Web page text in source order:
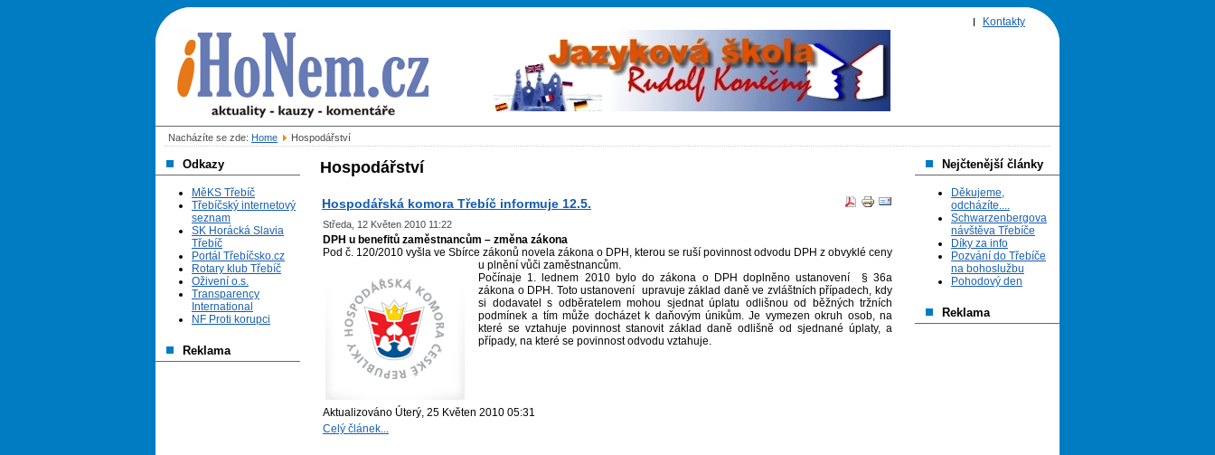
Kontakty
Nacházíte se zde: Home Hospodářství
Odkazy
MěKS Třebíč
Třebíčský internetový
seznam
SK Horácká Slavia
Třebíč
Portál Třebíčsko.cz
Rotary klub Třebíč
Oživení o.s.
Transparency
International
NF Proti korupci
Reklama
Nejčtenější články
Děkujeme,
odcházíte....
Schwarzenbergova
návštěva Třebíče
Díky za info
Pozvání do Třebíče
na bohoslužbu
Pohodový den
Reklama
Hospodářství
Hospodářská komora Třebíč informuje 12.5.
Středa, 12 Květen 2010 11:22
DPH u benefitů zaměstnancům – změna zákona
Pod č. 120/2010 vyšla ve Sbírce zákonů novela zákona o DPH, kterou se ruší povinnost odvodu DPH z obvyklé ceny
u plnění vůči zaměstnancům.
Počínaje 1. lednem 2010 bylo do zákona o DPH doplněno ustanovení § 36a
zákona o DPH. Toto ustanovení upravuje základ daně ve zvláštních případech, kdy
si dodavatel s odběratelem mohou sjednat úplatu odlišnou od běžných tržních
podmínek a tím může docházet k daňovým únikům. Je vymezen okruh osob, na
které se vztahuje povinnost stanovit základ daně odlišně od sjednané úplaty, a
případy, na které se povinnost odvodu vztahuje.
Aktualizováno Úterý, 25 Květen 2010 05:31
Celý článek...